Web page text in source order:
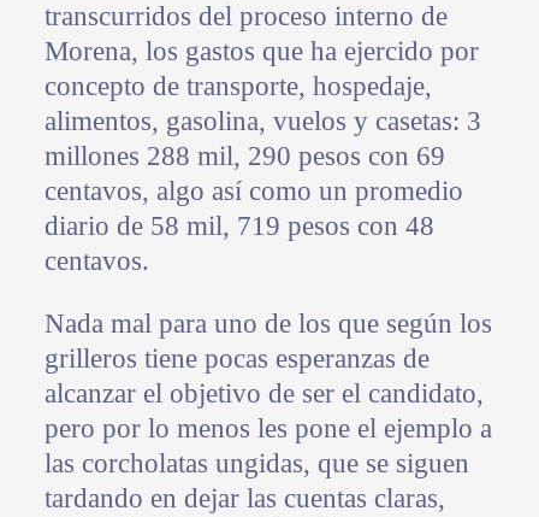
transcurridos del proceso interno de
Morena, los gastos que ha ejercido por
concepto de transporte, hospedaje,
alimentos, gasolina, vuelos y casetas: 3
millones 288 mil, 290 pesos con 69
centavos, algo así como un promedio
diario de 58 mil, 719 pesos con 48
centavos.
Nada mal para uno de los que según los
grilleros tiene pocas esperanzas de
alcanzar el objetivo de ser el candidato,
pero por lo menos les pone el ejemplo a
las corcholatas ungidas, que se siguen
tardando en dejar las cuentas claras,